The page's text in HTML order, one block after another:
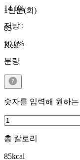
1인분(회)
85
Kcal
14.1%
지방 :
10.6%
분량
숫자를 입력해 원하
총 칼로리
85kcal